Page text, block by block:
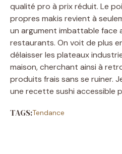
qualité pro à prix réduit. Le
propres makis revient à
un argument imbattable face
restaurants. On voit de plus
délaisser les plateaux
maison, cherchant ainsi à
produits frais sans se ruiner.
une recette sushi accessible
TAGS:Tendance